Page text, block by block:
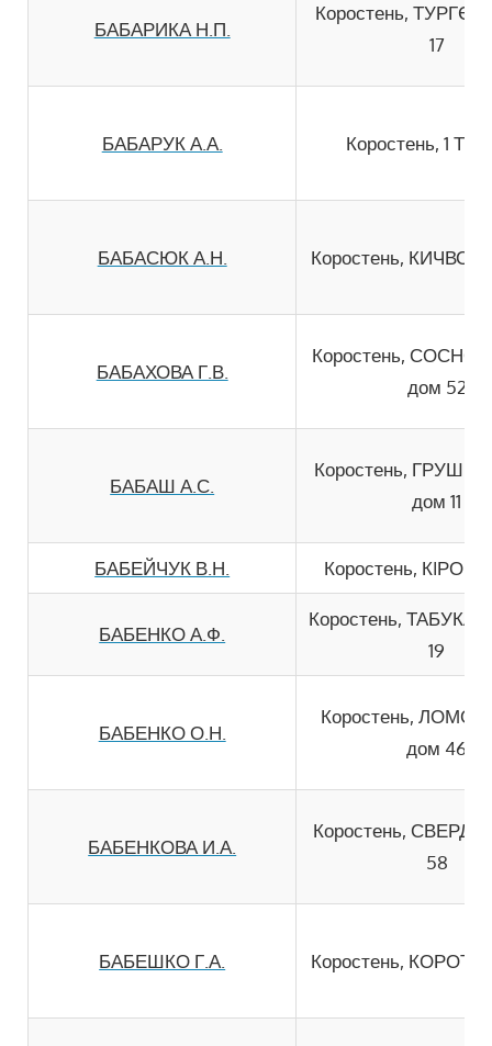
БАБАРИКА Н.П.
Коростень,
17
БАБАРУК А.А. Коростень, 1
БАБАСЮК А.Н. Коростень,
БАБАХОВА Г.В.
Коростень,
дом 52
БАБАШ А.С.
Коростень,
дом 11
БАБЕЙЧУК В.Н. Коростень,
БАБЕНКО А.Ф.
Коростень,
19
БАБЕНКО О.Н.
Коростень,
дом 46
БАБЕНКОВА И.А.
Коростень,
58
БАБЕШКО Г.А. Коростень,